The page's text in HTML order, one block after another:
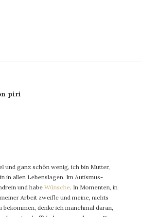
piri
und ganz schön wenig, ich bin Mutter,
in allen Lebenslagen. Im Autismus-
und habe Wünsche. In Momenten, in
Arbeit zweifle und meine, nichts
bekommen, denke ich manchmal daran,